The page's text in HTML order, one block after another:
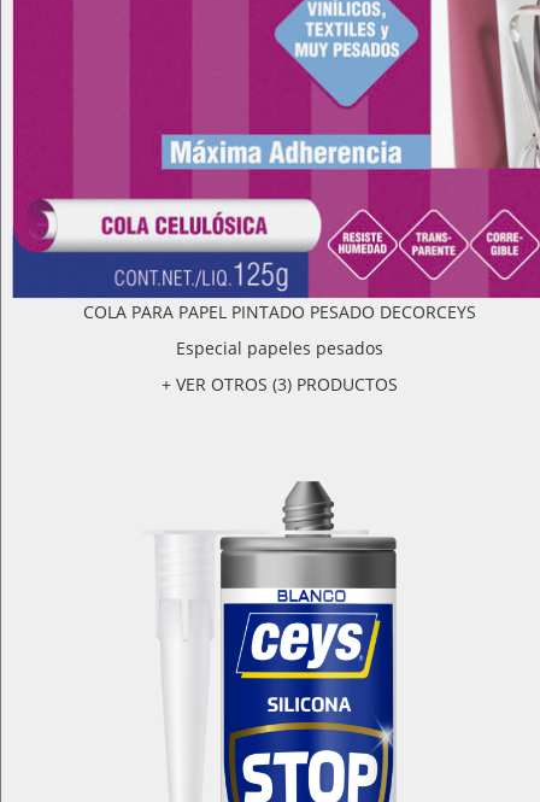
COLA PARA PAPEL PINTADO PESADO DECORCEYS
Especial papeles pesados
+ VER OTROS (3) PRODUCTOS